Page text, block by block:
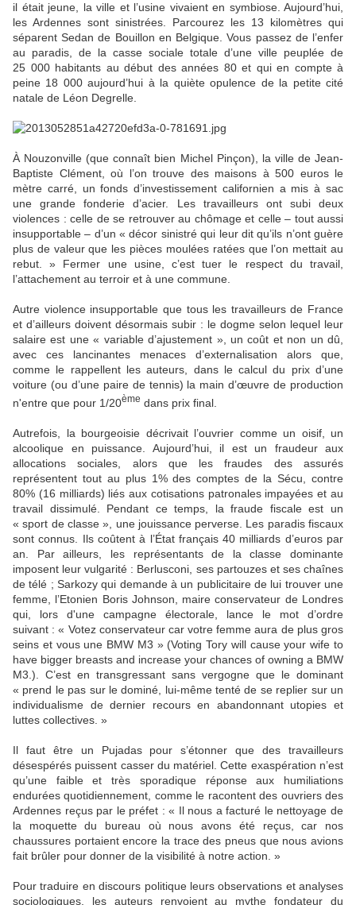
il était jeune, la ville et l’usine vivaient en symbiose. Aujourd’hui,
les Ardennes sont sinistrées. Parcourez les 13 kilomètres qui
séparent Sedan de Bouillon en Belgique. Vous passez de l’enfer
au paradis, de la casse sociale totale d’une ville peuplée de
25 000 habitants au début des années 80 et qui en compte à
peine 18 000 aujourd’hui à la quiète opulence de la petite cité
natale de Léon Degrelle.
À Nouzonville (que connaît bien Michel Pinçon), la ville de Jean-
Baptiste Clément, où l’on trouve des maisons à 500 euros le
mètre carré, un fonds d’investissement californien a mis à sac
une grande fonderie d’acier. Les travailleurs ont subi deux
violences : celle de se retrouver au chômage et celle – tout aussi
insupportable – d’un « décor sinistré qui leur dit qu’ils n’ont guère
plus de valeur que les pièces moulées ratées que l’on mettait au
rebut. » Fermer une usine, c’est tuer le respect du travail,
l’attachement au terroir et à une commune.
Autre violence insupportable que tous les travailleurs de France
et d’ailleurs doivent désormais subir : le dogme selon lequel leur
salaire est une « variable d’ajustement », un coût et non un dû,
avec ces lancinantes menaces d’externalisation alors que,
comme le rappellent les auteurs, dans le calcul du prix d’une
voiture (ou d’une paire de tennis) la main d’œuvre de production
n'entre que pour 1/20ème dans prix final.
Autrefois, la bourgeoisie décrivait l’ouvrier comme un oisif, un
alcoolique en puissance. Aujourd’hui, il est un fraudeur aux
allocations sociales, alors que les fraudes des assurés
représentent tout au plus 1% des comptes de la Sécu, contre
80% (16 milliards) liés aux cotisations patronales impayées et au
travail dissimulé. Pendant ce temps, la fraude fiscale est un
« sport de classe », une jouissance perverse. Les paradis fiscaux
sont connus. Ils coûtent à l’État français 40 milliards d’euros par
an. Par ailleurs, les représentants de la classe dominante
imposent leur vulgarité : Berlusconi, ses partouzes et ses chaînes
de télé ; Sarkozy qui demande à un publicitaire de lui trouver une
femme, l’Etonien Boris Johnson, maire conservateur de Londres
qui, lors d'une campagne électorale, lance le mot d’ordre
suivant : « Votez conservateur car votre femme aura de plus gros
seins et vous une BMW M3 » (Voting Tory will cause your wife to
have bigger breasts and increase your chances of owning a BMW
M3.). C’est en transgressant sans vergogne que le dominant
« prend le pas sur le dominé, lui-même tenté de se replier sur un
individualisme de dernier recours en abandonnant utopies et
luttes collectives. »
Il faut être un Pujadas pour s’étonner que des travailleurs
désespérés puissent casser du matériel. Cette exaspération n’est
qu’une faible et très sporadique réponse aux humiliations
endurées quotidiennement, comme le racontent des ouvriers des
Ardennes reçus par le préfet : « Il nous a facturé le nettoyage de
la moquette du bureau où nous avons été reçus, car nos
chaussures portaient encore la trace des pneus que nous avions
fait brûler pour donner de la visibilité à notre action. »
Pour traduire en discours politique leurs observations et analyses
sociologiques, les auteurs renvoient au mythe fondateur du